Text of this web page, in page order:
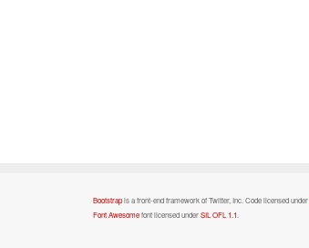
Bootstrapis a front-end framework of Twitter, Inc. Code licensed under
Font Awesomefont licensed underSIL OFL 1.1